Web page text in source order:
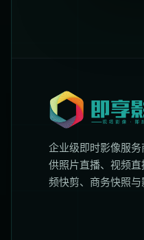
企业级即时影像服
供照片直播、视频
频快剪、商务快照与